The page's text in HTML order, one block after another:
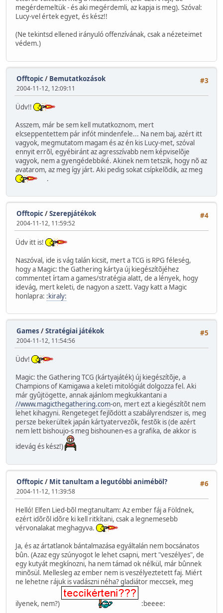
megérdemeltük - és aki megérdemli, az kapja is meg). Szóval:
Lucy-vel értek egyet, és kész!!
(Ne tekintsd ellened irányuló offenzívának, csak a nézeteimet
védem.)
#3
Offtopic/ Bemutatkozások
2004-11-12, 12:09:11
Üdv!!
Asszem, már be sem kell mutatkoznom, mert
elcseppentettem pár infót mindenfele... Na nem baj, azért itt
vagyok, megmutatom magam és az én kis Lucy-met, szóval
ennyit errõl, egyébiránt az agresszívabb nem képviselõje
vagyok, nem a gyengédebbiké. Akinek nem tetszik, hogy nõ az
avatarom, az meg így járt. Aki pedig sokat csípkelõdik, az meg
.
#4
Offtopic/Szerepjátékok
2004-11-12, 11:59:52
Üdv itt is!
Naszóval, ide is vág talán kicsit, mert a TCG is RPG féleség,
hogy a Magic: the Gathering kártya új kiegészítõjéhez
commentet írtam a games/stratégia alatt, de a lények, hogy
idevág, mert keleti, de nagyon a szett. Vagy katt a Magic
honlapra: :kiraly:
#5
Games /Stratégiai játékok
2004-11-12, 11:54:56
Üdv!
Magic: the Gathering TCG (kártyajáték) új kiegészítõje, a
Champions of Kamigawa a keleti mitológiát dolgozza fel. Aki
már gyûjtögette, annak ajánlom megkukkantani a
//www.magicthegathering.com-on, mert ezt a kiegészítõt nem
lehet kihagyni. Rengeteget fejlõdött a szabályrendszer is, meg
persze bekerültek japán kártyatervezõk, festõk is (de azért
nem lett bishoujo-s meg bishounen-es a grafika, de akkor is
idevág és kész!)
#6
Offtopic/ Mit tanultam a legutóbbi animéböl?
2004-11-12, 11:39:58
Helló! Elfen Lied-bõl megtanultam: Az ember fáj a Földnek,
ezért idõrõl idõre ki kell ritkítani, csak a legnemesebb
vérvonalakat meghagyva.
Ja, és az ártatlanok bántalmazása egyáltalán nem bocsánatos
bûn. (Azaz egy szúnyogot le lehet csapni, mert "veszélyes", de
egy kutyát megkínozni, ha nem támad ok nélkül, már bûnnek
minõsül. Mellesleg az ember nem is veszélyeztetett faj. Miért
ne lehetne rájuk is vadászni néha? gladiátor meccsek, meg
ilyenek, nem?) :beeee: